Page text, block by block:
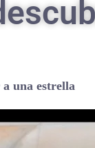
estrella